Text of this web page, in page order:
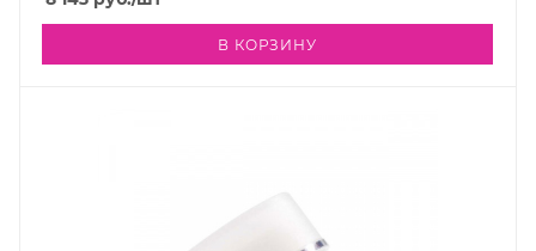
В КОРЗИНУ